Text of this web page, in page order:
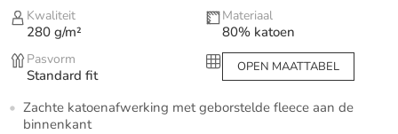
Kwaliteit
280 g/m²
Materiaal
80% katoen
Pasvorm
Standard fit OPEN MAATTABEL
Zachte katoenafwerking met geborstelde fleece aan de
binnenkant